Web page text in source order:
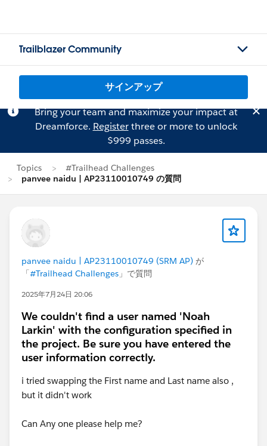
Trailblazer Community
サインアップ
Bring your team and maximize your impact at
Dreamforce. Registerthree or more to unlock
$999 passes.
Topics
#Trailhead Challenges
panvee naidu | AP23110010749 の質問
panvee naidu | AP23110010749 (SRM AP) が
「#Trailhead Challenges 」で質問
2025年7月24日 20:06
We couldn't find a user named 'Noah
Larkin' with the configuration specified in
the project. Be sure you have entered the
user information correctly.
i tried swapping the First name and Last name also ,
but it didn't work
Can Any one please help me?